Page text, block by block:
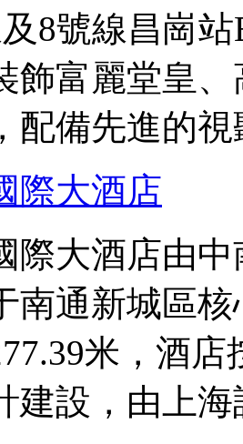
8號線昌崗
飾富麗堂皇
配備先進的
際大酒店
際大酒店由
南通新城區
米，酒
建設，由上